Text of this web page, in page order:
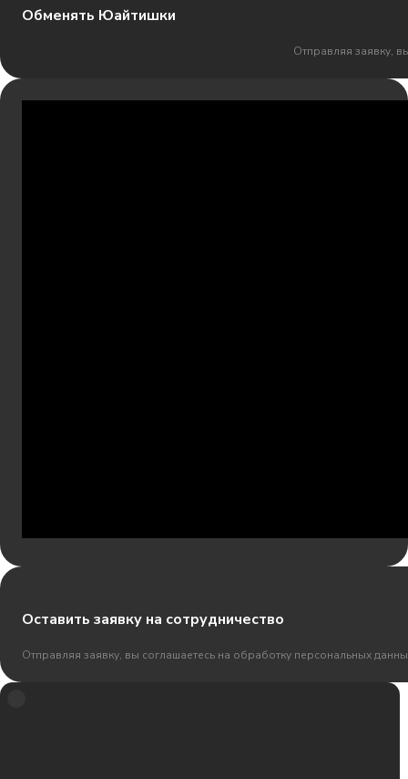
Обменять Юайтишки
Отправляя заявку,
Оставить заявку на сотрудничество
Отправляя заявку, вы соглашаетесь на обработку персональных